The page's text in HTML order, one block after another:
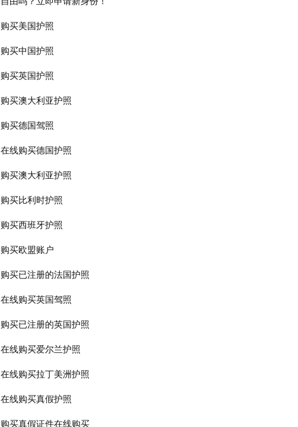
购买美国护照
购买中国护照
购买英国护照
购买澳大利亚护照
购买德国驾照
在线购买德国护照
购买澳大利亚护照
购买比利时护照
购买西班牙护照
购买欧盟账户
购买已注册的法国护照
在线购买英国驾照
购买已注册的英国护照
在线购买爱尔兰护照
在线购买拉丁美洲护照
在线购买真假护照
购买真假证件在线购买